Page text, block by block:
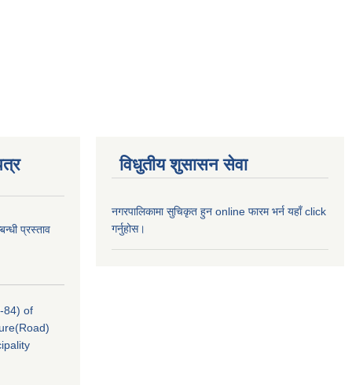
प्रस्ताव
84) of
विधुतीय शुसासन सेवा
नगरपालिकामा सुचिकृत हुन online फारम भर्न यहाँ click
गर्नुहोस।